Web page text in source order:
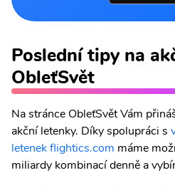
Poslední tipy na
ObleťSvět
Na stránce ObleťSvět Vám
akční letenky. Díky spolupráci s
letenek flightics.com máme
miliardy kombinací denně a